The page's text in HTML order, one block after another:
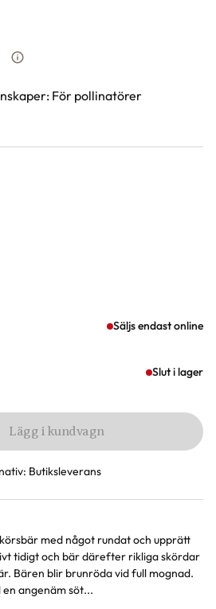
Vad är odlingszon?
: För pollinatörer
Säljs endast online
Slut i lager
Lägg i kundvagn
Butiksleverans
med något rundat och upprätt
tidigt och bär därefter rikliga skördar
Bären blir brunröda vid full mognad.
angenäm söt...